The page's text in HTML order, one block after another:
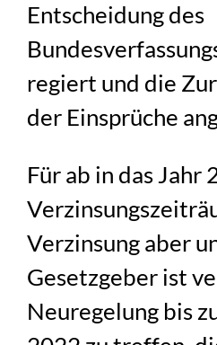
Entscheidung des
regiert und die
der Einsprüche
Für ab in das Jahr
Verzinsung aber
Gesetzgeber ist
Neuregelung bis